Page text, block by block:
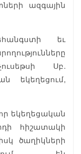
ազգային
եւ
Սբ.
եկեղեցում,
եկեղեցական
հիշատակի
ծաղիկների